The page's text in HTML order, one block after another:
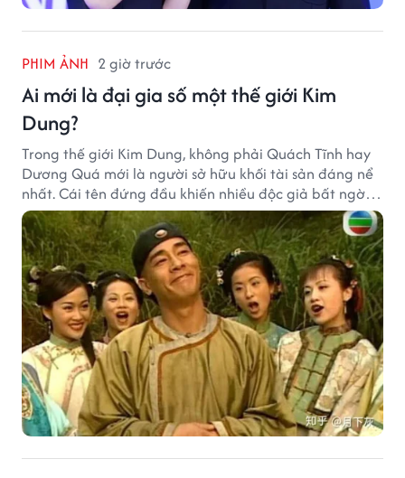
PHIM ẢNH 2 giờ trước
Ai mới là đại gia số một thế giới Kim
Dung?
Trong thế giới Kim Dung, không phải Quách Tĩnh hay
Dương Quá mới là người sở hữu khối tài sản đáng nể
nhất. Cái tên đứng đầu khiến nhiều độc giả bất ngờ
bởi xuất thân của nhân vật này hoàn toàn không
giống một đại hiệp.